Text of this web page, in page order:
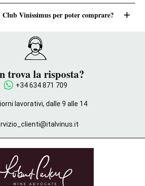
Club Vinissimus per poter comprare? +
trova la risposta?
+34 634 871 709
lavorativi, dalle 9 alle 14